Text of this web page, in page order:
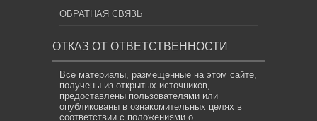
ОБРАТНАЯ СВЯЗЬ
ОТКАЗ ОТ ОТВЕТСТВЕННОСТИ
Все материалы, размещенные на этом сайте,
получены из открытых источников,
предоставлены пользователями или
опубликованы в ознакомительных целях в
соответствии с положениями о